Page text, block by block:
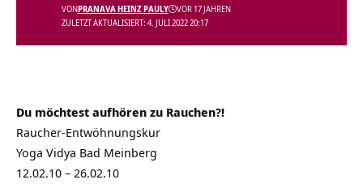
ZULETZT AKTUALISIERT: 4. JULI 2022 20:17
VONPRANAVA HEINZ PAULY VOR 17 JAHREN
Du möchtest aufhören zu Rauchen?!
Raucher-Entwöhnungskur
Yoga Vidya Bad Meinberg
12.02.10 – 26.02.10